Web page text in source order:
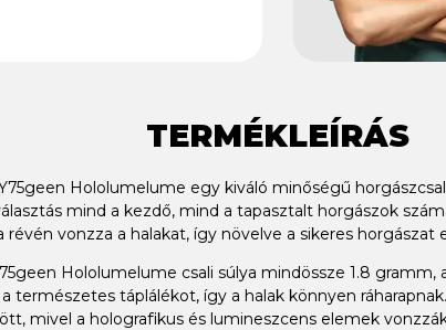
TERMÉKLEÍRÁS
Hololumelume egy kiváló minőségű
mind a kezdő, mind a tapasztalt horgászok
vonzza a halakat, így növelve a sikeres horgászat
Hololumelume csali súlya mindössze 1.8
táplálékot, így a halak könnyen
mivel a holografikus és lumineszcens elemek